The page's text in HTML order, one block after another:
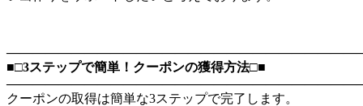
■□3ステップで簡単！クーポンの獲得方法□■
クーポンの取得は簡単な3ステップで完了します。